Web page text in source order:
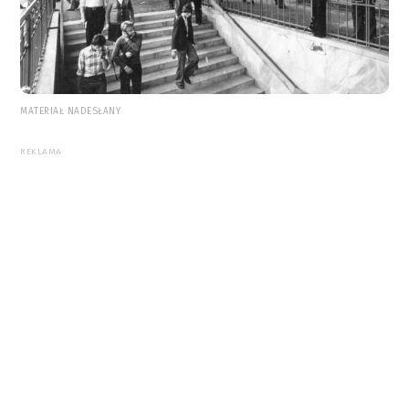
MATERIAŁ NADESŁANY
REKLAMA